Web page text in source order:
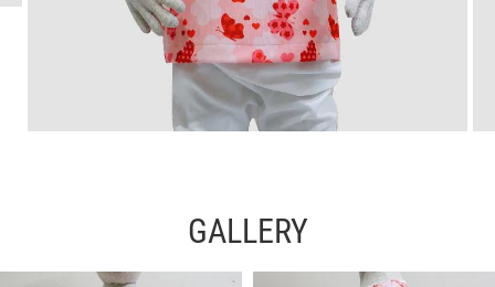
GALLERY